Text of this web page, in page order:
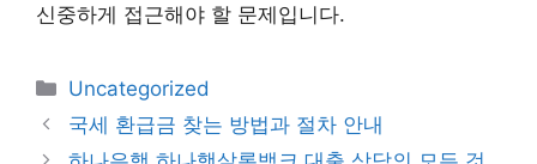
신중하게 접근해야 할 문제입니다.
카
테
고
Uncategorized
국세 환급금 찾는 방법과 절차 안내